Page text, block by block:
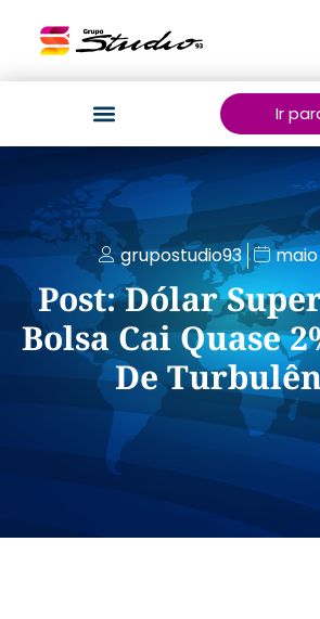
Ir
grupostudio93 maio
Post: Dólar
Bolsa Cai Quase
De